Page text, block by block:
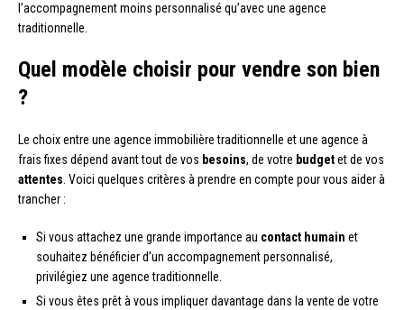
l’accompagnement moins personnalisé qu’avec une agence
traditionnelle.
Quel modèle choisir pour vendre son bien
?
Le choix entre une agence immobilière traditionnelle et une agence à
frais fixes dépend avant tout de vos besoins, de votre budgetet de vos
attentes. Voici quelques critères à prendre en compte pour vous aider à
trancher :
Si vous attachez une grande importance au contact humain et
souhaitez bénéficier d’un accompagnement personnalisé,
privilégiez une agence traditionnelle.
Si vous êtes prêt à vous impliquer davantage dans la vente de votre